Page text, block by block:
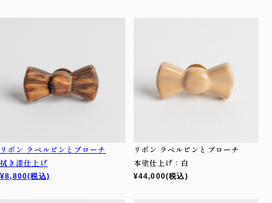
リボン ラペルピンとブローチ
拭き漆仕上げ
¥8,800(税込)
リボン ラペルピンとブローチ
本塗仕上げ：白
¥44,000(税込)